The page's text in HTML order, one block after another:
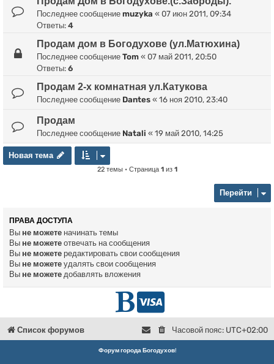
Последнее сообщение muzyka « 07 июн 2011, 09:34
Ответы: 4
Продам дом в Богодухове (ул.Матюхина)
Последнее сообщение Tom « 07 май 2011, 20:50
Ответы: 6
Продам 2-x комнатная ул.Катукова
Последнее сообщение Dantes « 16 ноя 2010, 23:40
Продам
Последнее сообщение Natali « 19 май 2010, 14:25
Новая тема
Новая тема
22 темы • Страница 1из 1
Перейти
ПРАВА ДОСТУПА
Вы не можете начинать темы
Вы не можете отвечать на сообщения
Вы не можете редактировать свои сообщения
Вы не можете удалять свои сообщения
Вы не можете добавлять вложения
Г
в
D
o
n
Список форумов Часовой пояс: UTC+02:00
Форум города Богодухов!